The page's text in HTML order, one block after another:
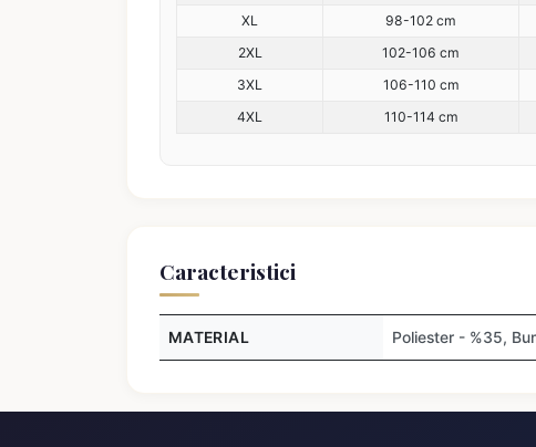
XL
98-102 cm
2XL
102-106 cm
3XL
106-110 cm
4XL
110-114 cm
Caracteristici
MATERIAL Poliester - %35,